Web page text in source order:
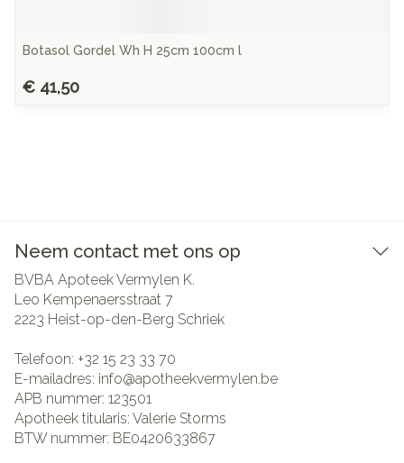
Botasol Gordel Wh H 25cm 100cm l
€ 41,50
Neem contact met ons op
BVBA Apoteek Vermylen K.
Leo Kempenaersstraat 7
2223 Heist-op-den-Berg Schriek
Telefoon: +32 15 23 33 70
E-mailadres: info@apotheekvermylen.be
APB nummer: 123501
Apotheek titularis: Valerie Storms
BTW nummer: BE0420633867